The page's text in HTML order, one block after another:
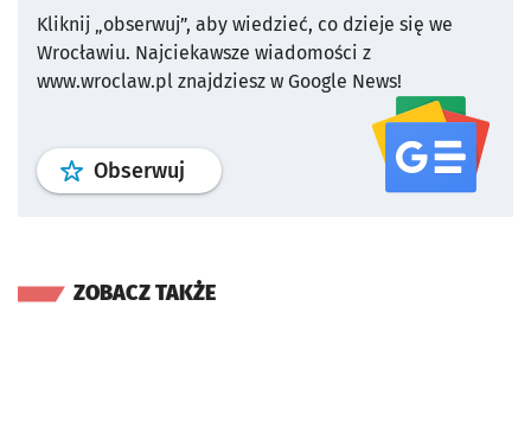
Kliknij „obserwuj”, aby wiedzieć, co dzieje się we
Wrocławiu. Najciekawsze wiadomości z
www.wroclaw.pl znajdziesz w Google News!
Obserwuj profil serwisu
ZOBACZ TAKŻE